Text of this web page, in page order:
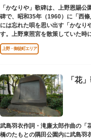
「かなりや」歌碑は、上野恩賜
碑で、昭和35年（1960）に「西
には忘れた唄を思い出す「かなり
す。上野東照宮を散策していた時
してこの地に建てられました。
上野・御徒町エリア
「花
武島羽衣作詞・滝廉太郎作曲の「
橋のたもとの隅田公園内に武島羽